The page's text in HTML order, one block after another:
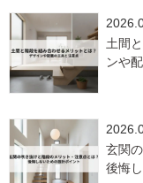
土間
ンや
玄関
後悔